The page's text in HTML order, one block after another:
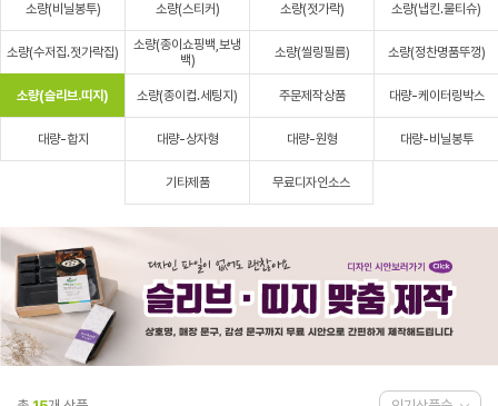
소량(비닐봉투) 소량(스티커) 소량(젓가락) 소량(냅킨.물티슈)
소량(수저집.젓가락집)
소량(종이쇼핑백,보냉
백)
소량(씰링필름) 소량(정찬명품뚜껑)
소량(슬리브.띠지) 소량(종이컵.세팅지) 주문제작상품 대량-케이터링박스
대량-합지 대량-상자형 대량-원형 대량-비닐봉투
기타제품 무료디자인소스